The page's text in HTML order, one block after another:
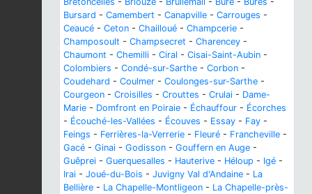
Bursard - Camembert - Canapville - Carrouges -
Ceaucé - Ceton - Chailloué - Champcerie -
Champosoult - Champsecret - Charencey -
Chaumont - Chemilli - Ciral - Cisai-Saint-Aubin -
Colombiers - Condé-sur-Sarthe - Corbon -
Coudehard - Coulmer - Coulonges-sur-Sarthe -
Courgeon - Croisilles - Crouttes - Crulai - Dame-
Marie - Domfront en Poiraie - Échauffour - Écorches
- Écouché-les-Vallées - Écouves - Essay - Fay -
Feings - Ferrières-la-Verrerie - Fleuré - Francheville -
Gacé - Ginai - Godisson - Gouffern en Auge -
Guêprei - Guerquesalles - Hauterive - Héloup - Igé -
Irai - Joué-du-Bois - Juvigny Val d'Andaine - La
Bellière - La Chapelle-Montligeon - La Chapelle-près-